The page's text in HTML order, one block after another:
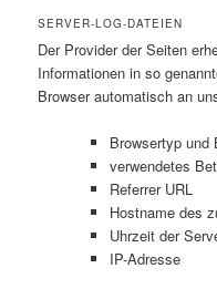
SERVER-LOG-DATEIEN
Der Provider der Seiten
Informationen in so
Browser automatisch an
Browsertyp und
verwendetes
Referrer URL
Hostname des
Uhrzeit der
IP-Adresse